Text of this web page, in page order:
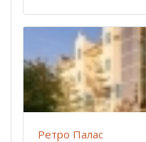
Ретро Палас